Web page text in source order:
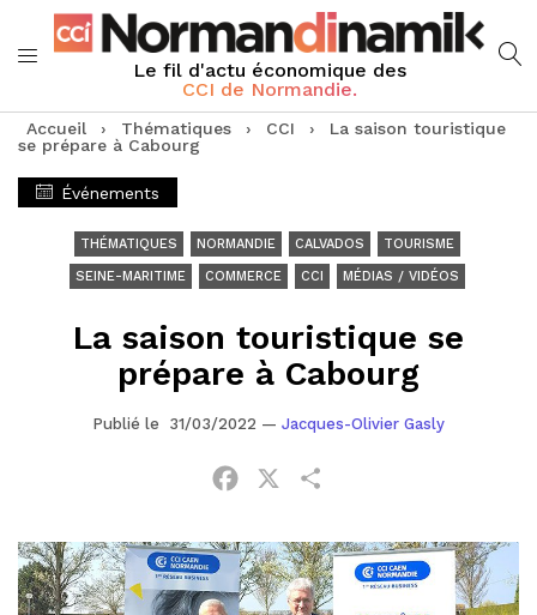
Le fil d'actu économique des
CCI de Normandie.
Accueil › Thématiques › CCI ›
La saison touristique
se prépare à Cabourg
Événements
THÉMATIQUES NORMANDIE CALVADOS TOURISME
SEINE-MARITIME COMMERCE CCI MÉDIAS / VIDÉOS
La saison touristique se
prépare à Cabourg
Publié le 31/03/2022 — Jacques-Olivier Gasly
Facebook